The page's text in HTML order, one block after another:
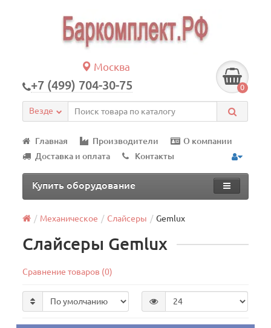
Москва
+7 (499) 704-30-75 0
Везде
Главная Производители
О компании
Доставка и оплата
Контакты
Купить оборудование
Механическое Слайсеры Gemlux
Слайсеры Gemlux
Сравнение товаров (0)